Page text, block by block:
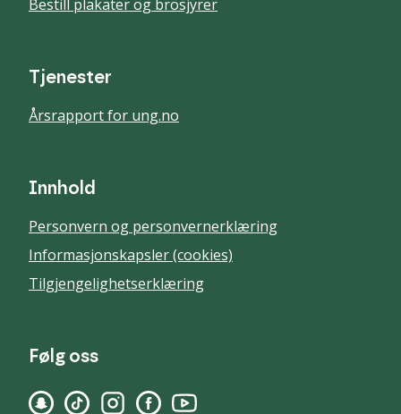
Bestill plakater og brosjyrer
Tjenester
Årsrapport for ung.no
Innhold
Personvern og personvernerklæring
Informasjonskapsler (cookies)
Tilgjengelighetserklæring
Følg oss